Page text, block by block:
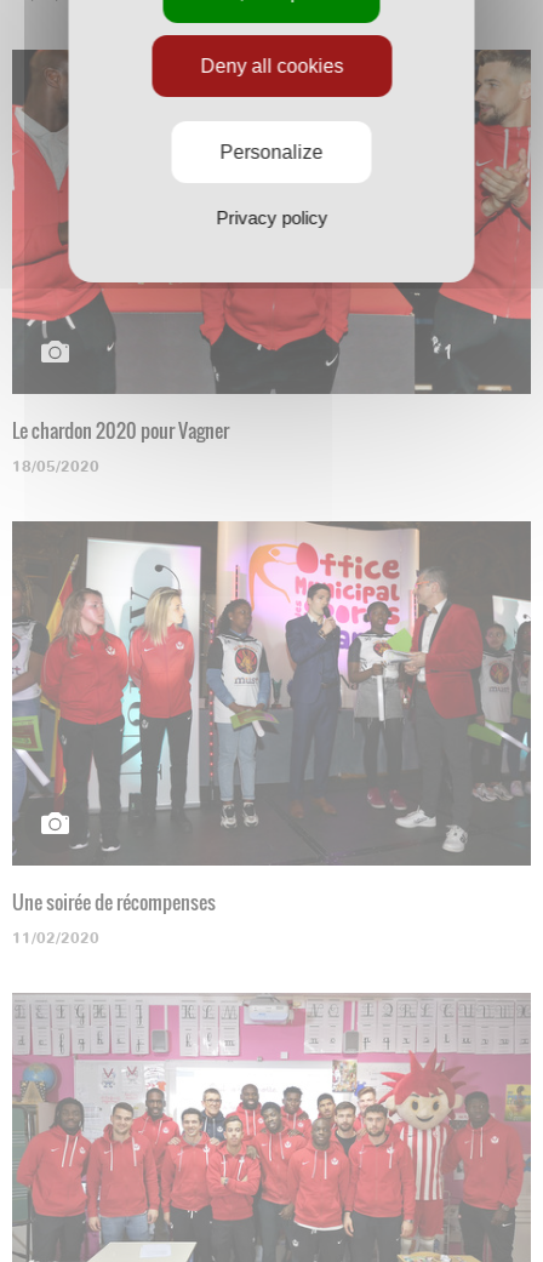
Le chardon 2020 pour Vagner
18/05/2020
Une soirée de récompenses
11/02/2020
Deny all cookies
Personalize
Privacy policy